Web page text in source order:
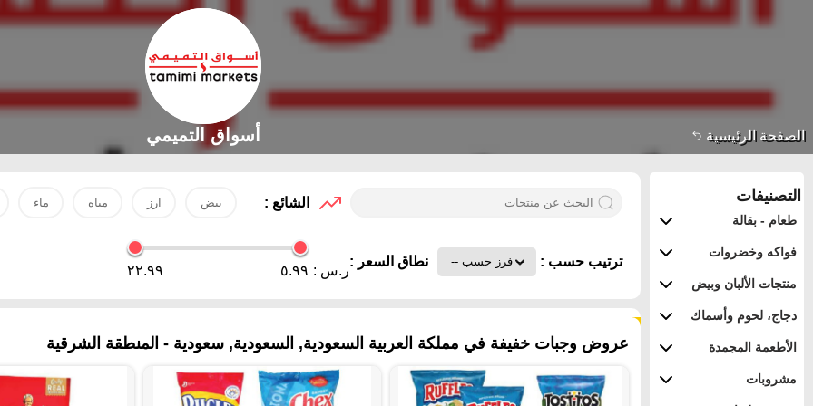
الصفحة الرئيسية أسواق التميمي
التصنيفات
طعام - بقالة
فواكه وخضروات
منتجات الألبان وبيض
دجاج، لحوم وأسماك
الأطعمة المجمدة
مشروبات
الشائع : بيض ارز مياه ماء
ترتيب حسب : نطاق السعر :
ر.س : ٥.٩٩ ٢٢.٩٩
عروض وجبات خفيفة في مملكة العربية السعودية, السعودية, سعودية - المنطقة الشرقية